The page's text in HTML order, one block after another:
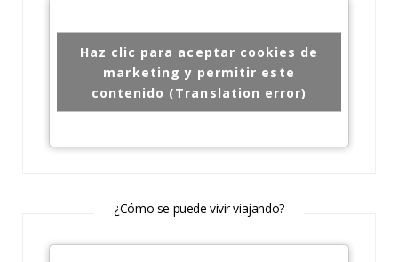
Haz clic para aceptar cookies de
marketing y permitir este
contenido (Translation error)
¿Cómo se puede vivir viajando?